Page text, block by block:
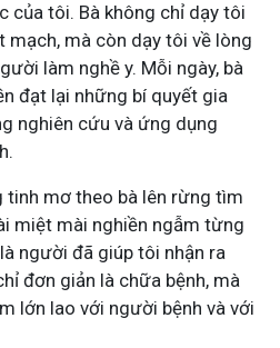
của tôi. Bà không chỉ dạy tôi
mạch, mà còn dạy tôi về lòng
làm nghề y. Mỗi ngày, bà
đạt lại những bí quyết gia
nghiên cứu và ứng dụng
tinh mơ theo bà lên rừng tìm
miệt mài nghiền ngẫm từng
người đã giúp tôi nhận ra
đơn giản là chữa bệnh, mà
lớn lao với người bệnh và với